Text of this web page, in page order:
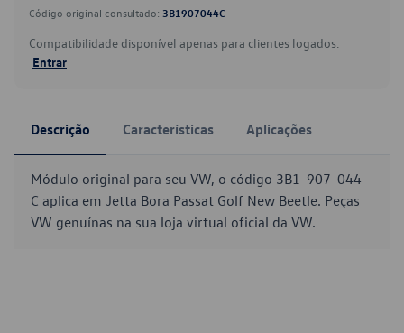
Código original consultado: 3B1907044C
Compatibilidade disponível apenas para clientes logados.
Entrar
Descrição Características Aplicações
Módulo original para seu VW, o código 3B1-907-044-
C aplica em Jetta Bora Passat Golf New Beetle. Peças
VW genuínas na sua loja virtual oficial da VW.